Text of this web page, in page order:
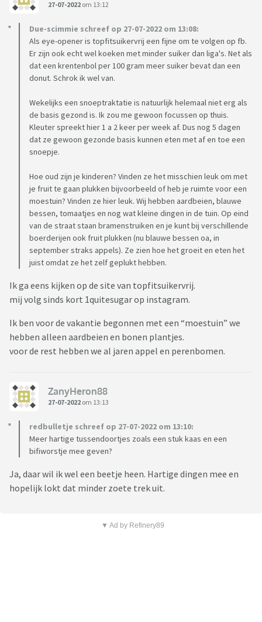
27-07-2022 om 13:12
Due-scimmie schreef op 27-07-2022 om 13:08:
Als eye-opener is topfitsuikervrij een fijne om te volgen op fb.
Er zijn ook echt wel koeken met minder suiker dan liga's. Net als
dat een krentenbol per 100 gram meer suiker bevat dan een
donut. Schrok ik wel van.
Wekelijks een snoeptraktatie is natuurlijk helemaal niet erg als
de basis gezond is. Ik zou me gewoon focussen op thuis.
Kleuter spreekt hier 1 a 2 keer per week af. Dus nog 5 dagen
dat ze gewoon gezonde basis kunnen eten met af en toe een
snoepje.
Hoe oud zijn je kinderen? Vinden ze het misschien leuk om met
je fruit te gaan plukken bijvoorbeeld of heb je ruimte voor een
moestuin? Vinden ze hier leuk. Wij hebben aardbeien, blauwe
bessen, tomaatjes en nog wat kleine dingen in de tuin. Op eind
van de straat staan bramenstruiken en je kunt bij verschillende
boerderijen ook fruit plukken (nu blauwe bessen oa, in
september straks appels). Ze zien hoe het groeit en eten het
juist omdat ze het zelf geplukt hebben.
Ik ga eens kijken op de site van topfitsuikervrij.
mij volg sinds kort 1quitesugar op instagram.
Ik ben voor de vakantie begonnen met een “moestuin” we
hebben alleen aardbeien en bonen plantjes.
voor de rest hebben we al jaren appel en perenbomen.
ZanyHeron88
27-07-2022 om 13:13
redbulletje schreef op 27-07-2022 om 13:10:
Meer hartige tussendoortjes zoals een stuk kaas en een
bifiworstje mee geven?
Ja, daar wil ik wel een beetje heen. Hartige dingen mee en
hopelijk lokt dat minder zoete trek uit.
▼ Ad by Refinery89